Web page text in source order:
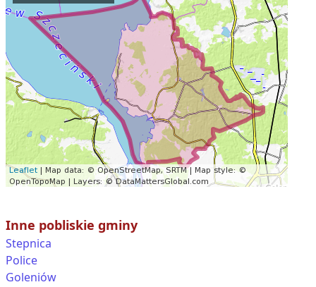
Inne pobliskie gminy
Stepnica
Police
Goleniów